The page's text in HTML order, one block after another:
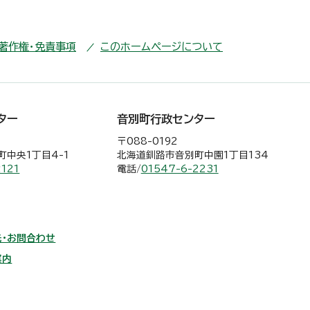
作権・免責事項 このホームページについて
ー
中央1丁目4-1
音別町行政センター
〒088-0192
北海道釧路市音別町中園1丁目134
電話/01547-6-2231
お問合わせ
内